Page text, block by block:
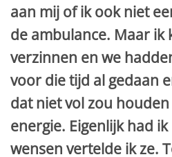
aan mij of ik ook niet
de ambulance. Maar ik
verzinnen en we
voor die tijd al gedaan
dat niet vol zou
energie. Eigenlijk had
wensen vertelde ik ze.